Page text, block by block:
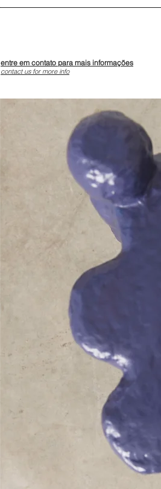
entre em contato para mais informações
contact us for more info